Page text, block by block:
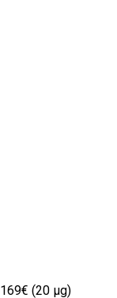
169€ (20 µg)